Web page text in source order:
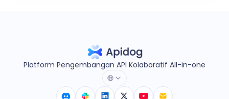
Platform Pengembangan API Kolaboratif All-in-one